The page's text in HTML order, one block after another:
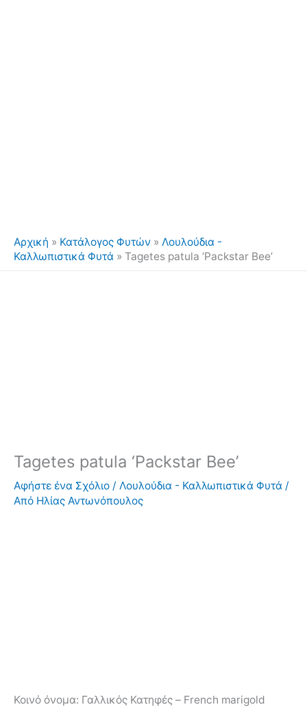
Αρχική » Κατάλογος Φυτών » Λουλούδια -
Καλλωπιστικά Φυτά » Tagetes patula ‘Packstar Bee’
Tagetes patula ‘Packstar Bee’
Αφήστε ένα Σχόλιο / Λουλούδια - Καλλωπιστικά Φυτά /
Από Ηλίας Αντωνόπουλος
Κοινό όνομα: Γαλλικός Κατηφές – French marigold